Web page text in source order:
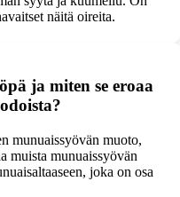
näitä oireita.
ja miten se eroaa
munuaissyövän muoto,
muista munuaissyövän
joka on osa